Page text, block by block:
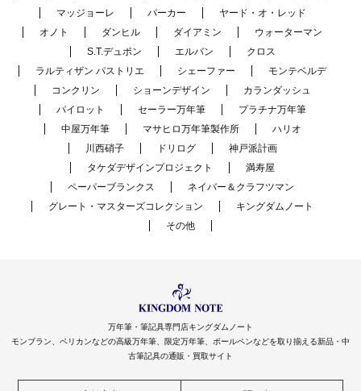
マッジョーレ
パーカー
ヤード・オ・レッド
オノト
ダンヒル ダイアミン
ウォーターマン
S.T.デュポン
エルバン
クロス
ラルティザン パストリエ
シェーファー
モンテベルデ
コンクリン
ショーンデザイン
カランダッシュ
パイロット
セーラー万年筆
プラチナ万年筆
中屋万年筆
マサヒロ万年筆製作所
ハリオ
川西硝子
ドリログ
神戸派計画
タケダデザインプロジェクト
満寿屋
ペーパーブランクス
ネイバー＆クラフツマン
グレート・マスターズコレクション
キングダムノート
その他
万年筆・筆記具専門店キングダムノート
モンブラン、ペリカンなどの高級万年筆、限定万年筆、ボールペンなどを取り揃える新品・中
古筆記具の通販・買取サイト